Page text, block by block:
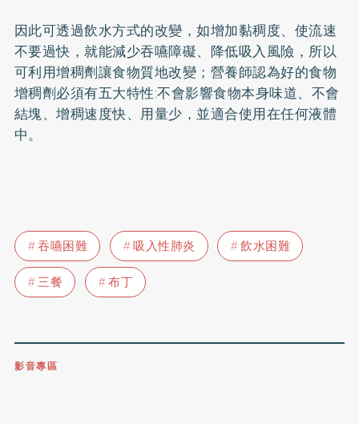
因此可透過飲水方式的改變，如增加黏稠度、使流速
不要過快，就能減少吞嚥障礙、降低吸入風險，所以
可利用增稠劑讓食物質地改變；營養師認為好的食物
增稠劑必須有五大特性:不會影響食物本身味道、不會
結塊、增稠速度快、用量少，並適合使用在任何液體
中。
吞嚥困難 吸入性肺炎
飲水困難
三餐
布丁
影音專區